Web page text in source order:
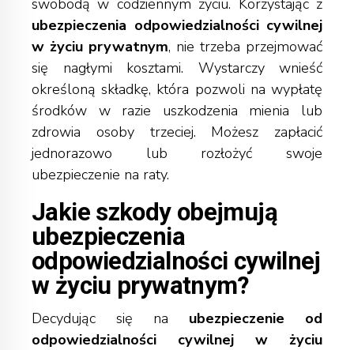
swobodą w codziennym życiu. Korzystając z
ubezpieczenia odpowiedzialności cywilnej
w życiu prywatnym, nie trzeba przejmować
się nagłymi kosztami. Wystarczy wnieść
określoną składkę, która pozwoli na wypłatę
środków w razie uszkodzenia mienia lub
zdrowia osoby trzeciej. Możesz zapłacić
jednorazowo lub rozłożyć swoje
ubezpieczenie na raty.
Jakie szkody obejmują
ubezpieczenia
odpowiedzialności cywilnej
w życiu prywatnym?
Decydując się na ubezpieczenie od
odpowiedzialności cywilnej w życiu